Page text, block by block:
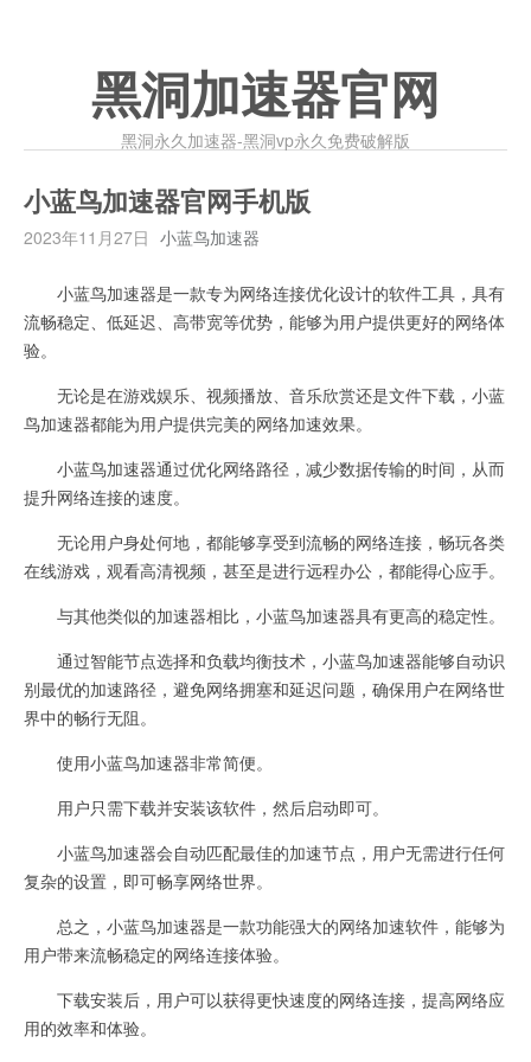
黑洞加速器官网
黑洞永久加速器-黑洞vp永久免费破解版
小蓝鸟加速器官网手机版
2023年11月27日 小蓝鸟加速器
小蓝鸟加速器是一款专为网络连接优化设计的软件工具，具有
流畅稳定、低延迟、高带宽等优势，能够为用户提供更好的网络体
验。
无论是在游戏娱乐、视频播放、音乐欣赏还是文件下载，小蓝
鸟加速器都能为用户提供完美的网络加速效果。
小蓝鸟加速器通过优化网络路径，减少数据传输的时间，从而
提升网络连接的速度。
无论用户身处何地，都能够享受到流畅的网络连接，畅玩各类
在线游戏，观看高清视频，甚至是进行远程办公，都能得心应手。
与其他类似的加速器相比，小蓝鸟加速器具有更高的稳定性。
通过智能节点选择和负载均衡技术，小蓝鸟加速器能够自动识
别最优的加速路径，避免网络拥塞和延迟问题，确保用户在网络世
界中的畅行无阻。
使用小蓝鸟加速器非常简便。
用户只需下载并安装该软件，然后启动即可。
小蓝鸟加速器会自动匹配最佳的加速节点，用户无需进行任何
复杂的设置，即可畅享网络世界。
总之，小蓝鸟加速器是一款功能强大的网络加速软件，能够为
用户带来流畅稳定的网络连接体验。
下载安装后，用户可以获得更快速度的网络连接，提高网络应
用的效率和体验。